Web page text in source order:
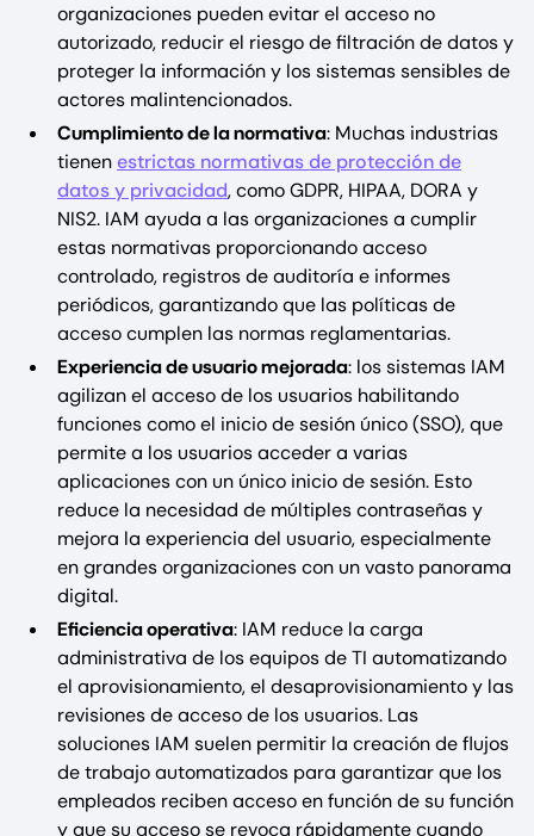
organizaciones pueden evitar el acceso no
autorizado, reducir el riesgo de filtración de datos y
proteger la información y los sistemas sensibles de
actores malintencionados.
Cumplimiento de la normativa: Muchas industrias
tienenestrictas normativas de protección de
datos y privacidad, como GDPR, HIPAA, DORA y
NIS2. IAM ayuda a las organizaciones a cumplir
estas normativas proporcionando acceso
controlado, registros de auditoría e informes
periódicos, garantizando que las políticas de
acceso cumplen las normas reglamentarias.
Experiencia de usuario mejorada: los sistemas IAM
agilizan el acceso de los usuarios habilitando
funciones como el inicio de sesión único (SSO), que
permite a los usuarios acceder a varias
aplicaciones con un único inicio de sesión. Esto
reduce la necesidad de múltiples contraseñas y
mejora la experiencia del usuario, especialmente
en grandes organizaciones con un vasto panorama
digital.
Eficiencia operativa: IAM reduce la carga
administrativa de los equipos de TI automatizando
el aprovisionamiento, el desaprovisionamiento y las
revisiones de acceso de los usuarios. Las
soluciones IAM suelen permitir la creación de flujos
de trabajo automatizados para garantizar que los
empleados reciben acceso en función de su función
y que su acceso se revoca rápidamente cuando